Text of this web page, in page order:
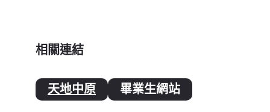
相關連結
天地中原 畢業生網站